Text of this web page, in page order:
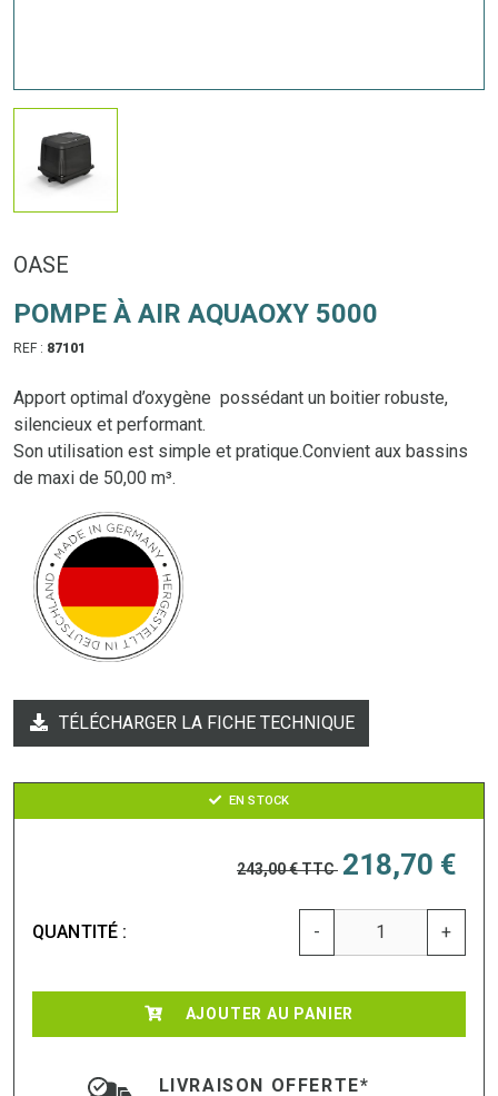
OASE
POMPE À AIR AQUAOXY 5000
REF : 87101
Apport optimal d’oxygène possédant un boitier robuste,
silencieux et performant.
Son utilisation est simple et pratique.Convient aux bassins
de maxi de 50,00 m³.
TÉLÉCHARGER LA FICHE TECHNIQUE
EN STOCK
243,00 €TTC 218,70 €
QUANTITÉ : - +
AJOUTER AU PANIER
LIVRAISON OFFERTE*